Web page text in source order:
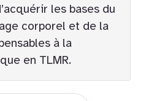
les bases du
corporel et de la
à la
en TLMR.